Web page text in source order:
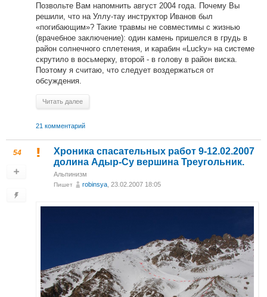
Позвольте Вам напомнить август 2004 года. Почему Вы
решили, что на Уллу-тау инструктор Иванов был
«погибающим»? Такие травмы не совместимы с жизнью
(врачебное заключение): один камень пришелся в грудь в
район солнечного сплетения, и карабин «Lucky» на системе
скрутило в восьмерку, второй - в голову в район виска.
Поэтому я считаю, что следует воздержаться от
обсуждения.
Читать далее
21 комментарий
54
Хроника спасательных работ 9-12.02.2007
долина Адыр-Су вершина Треугольник.
Альпинизм
Пишет robinsya , 23.02.2007 18:05